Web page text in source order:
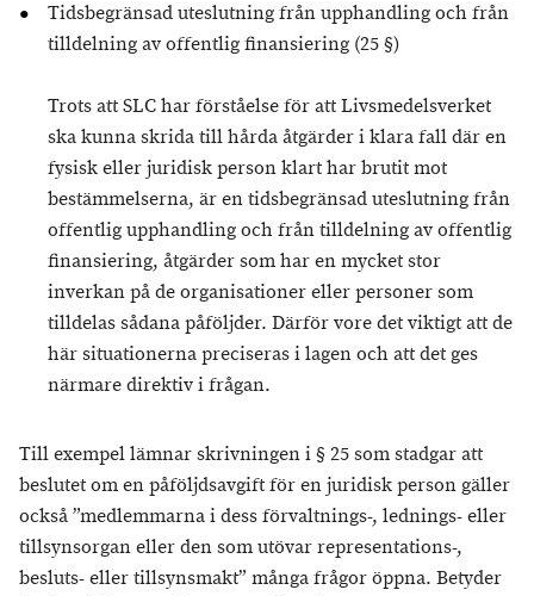
Tidsbegränsad uteslutning från upphandling och från
tilldelning av offentlig finansiering (25 §)
Trots att SLC har förståelse för att Livsmedelsverket
ska kunna skrida till hårda åtgärder i klara fall där en
fysisk eller juridisk person klart har brutit mot
bestämmelserna, är en tidsbegränsad uteslutning från
offentlig upphandling och från tilldelning av offentlig
finansiering, åtgärder som har en mycket stor
inverkan på de organisationer eller personer som
tilldelas sådana påföljder. Därför vore det viktigt att de
här situationerna preciseras i lagen och att det ges
närmare direktiv i frågan.
Till exempel lämnar skrivningen i § 25 som stadgar att
beslutet om en påföljdsavgift för en juridisk person gäller
också ”medlemmarna i dess förvaltnings-, lednings- eller
tillsynsorgan eller den som utövar representations-,
besluts- eller tillsynsmakt” många frågor öppna. Betyder